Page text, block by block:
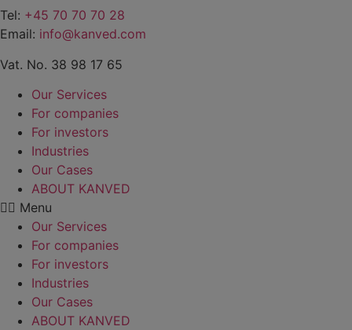
Tel: +45 70 70 70 28
Email: info@kanved.com
Vat. No. 38 98 17 65
Our Services
For companies
For investors
Industries
Our Cases
ABOUT KANVED
Menu
Our Services
For companies
For investors
Industries
Our Cases
ABOUT KANVED